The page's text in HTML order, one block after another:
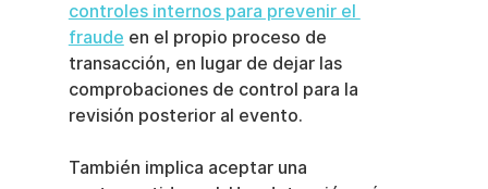
controles internos para prevenir el
fraude en el propio proceso de
transacción, en lugar de dejar las
comprobaciones de control para la
revisión posterior al evento.
También implica aceptar una